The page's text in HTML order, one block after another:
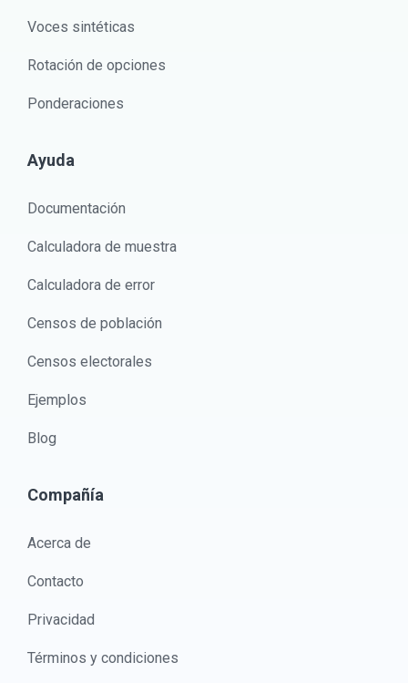
Voces sintéticas
Rotación de opciones
Ponderaciones
Ayuda
Documentación
Calculadora de muestra
Calculadora de error
Censos de población
Censos electorales
Ejemplos
Blog
Compañía
Acerca de
Contacto
Privacidad
Términos y condiciones